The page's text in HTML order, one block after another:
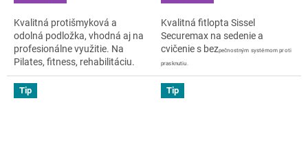
Kvalitná protišmyková a
odolná podložka, vhodná aj na
profesionálne využitie. Na
Pilates, fitness, rehabilitáciu.
Kvalitná fitlopta Sissel
Securemax na sedenie a
cvičenie s bezpečnostným systémom proti
prasknutiu.
Tip Tip